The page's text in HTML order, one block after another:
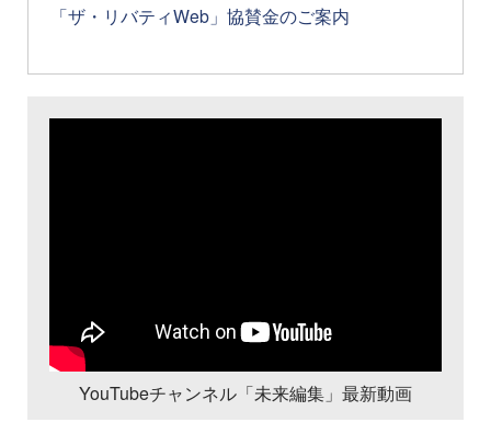
「ザ・リバティWeb」協賛金のご案内
YouTubeチャンネル「未来編集」最新動画